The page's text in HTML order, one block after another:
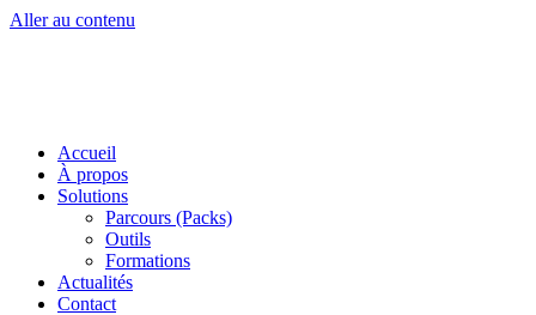
Aller au contenu
Accueil
À propos
Solutions
Parcours (Packs)
Outils
Formations
Actualités
Contact